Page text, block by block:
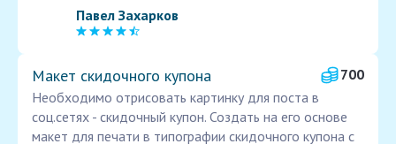
Павел Захарков
Макет скидочного купона
700
Необходимо отрисовать картинку для поста в
соц.сетях - скидочный купон. Создать на его основе
макет для печати в типографии скидочного купона с